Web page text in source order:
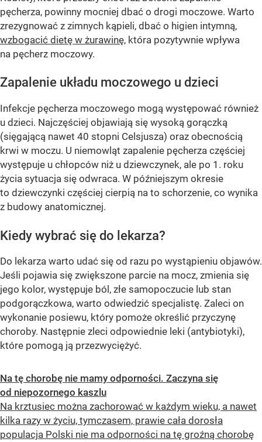
pęcherza, powinny mocniej dbać o drogi moczowe. Warto
zrezygnować z zimnych kąpieli, dbać o higien intymną,
wzbogacić dietę w żurawinę, która pozytywnie wpływa
na pęcherz moczowy.
Zapalenie układu moczowego u dzieci
Infekcje pęcherza moczowego mogą występować również
u dzieci. Najczęściej objawiają się wysoką gorączką
(sięgającą nawet 40 stopni Celsjusza) oraz obecnością
krwi w moczu. U niemowląt zapalenie pęcherza częściej
występuje u chłopców niż u dziewczynek, ale po 1. roku
życia sytuacja się odwraca. W późniejszym okresie
to dziewczynki częściej cierpią na to schorzenie, co wynika
z budowy anatomicznej.
Kiedy wybrać się do lekarza?
Do lekarza warto udać się od razu po wystąpieniu objawów.
Jeśli pojawia się zwiększone parcie na mocz, zmienia się
jego kolor, występuje ból, złe samopoczucie lub stan
podgorączkowa, warto odwiedzić specjalistę. Zaleci on
wykonanie posiewu, który pomoże określić przyczynę
choroby. Następnie zleci odpowiednie leki (antybiotyki),
które pomogą ją przezwyciężyć.
Na tę chorobę nie mamy odporności. Zaczyna się
od niepozornego kaszlu
Na krztusiec można zachorować w każdym wieku, a nawet
kilka razy w życiu, tymczasem, prawie cała dorosła
populacja Polski nie ma odporności na tę groźną chorobę